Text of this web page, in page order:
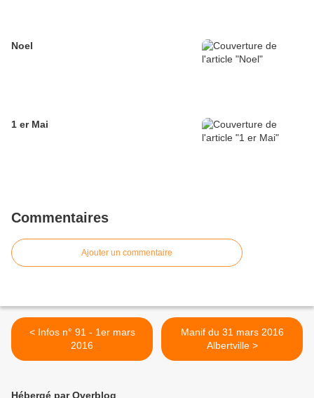
Noel
1 er Mai
Commentaires
Ajouter un commentaire
< Infos n° 91 - 1er mars
2016
Manif du 31 mars 2016
Albertville >
Hébergé par Overblog